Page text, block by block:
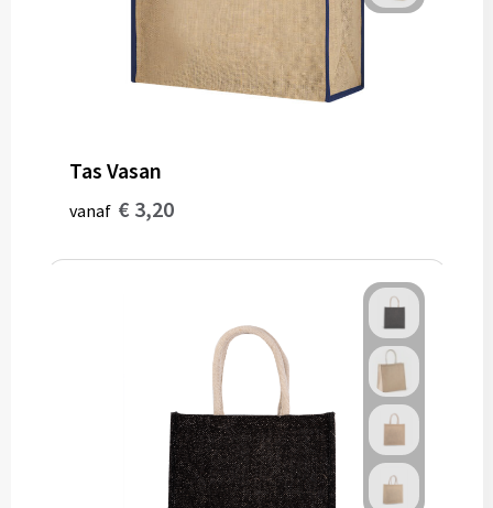
Tas Vasan
vanaf € 3,20